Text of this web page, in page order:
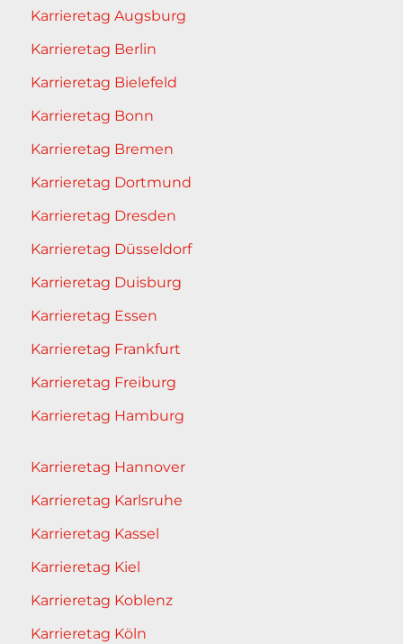
Karrieretag Augsburg
Karrieretag Berlin
Karrieretag Bielefeld
Karrieretag Bonn
Karrieretag Bremen
Karrieretag Dortmund
Karrieretag Dresden
Karrieretag Düsseldorf
Karrieretag Duisburg
Karrieretag Essen
Karrieretag Frankfurt
Karrieretag Freiburg
Karrieretag Hamburg
Karrieretag Hannover
Karrieretag Karlsruhe
Karrieretag Kassel
Karrieretag Kiel
Karrieretag Koblenz
Karrieretag Köln